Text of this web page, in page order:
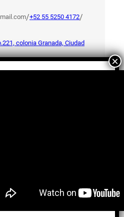
/+52 55 5250 4172/
colonia Granada, Ciudad
hermanos.mx. Todos los
autorización, queda
la publicación,
y cualquier otro uso de los